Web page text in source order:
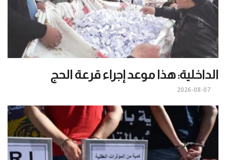
الداخلية: هذا موعد إجراء قرعة الحج
2026-08-07